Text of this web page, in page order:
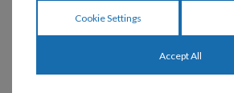
Cookie Settings
Accept All